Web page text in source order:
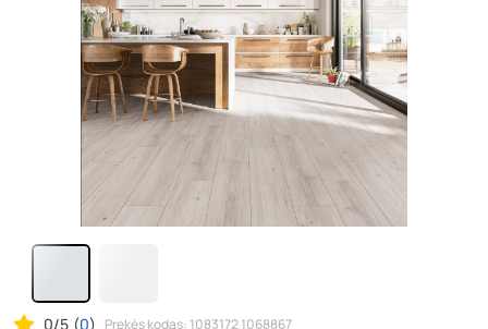
0/5 (0) Prekės kodas: 1083172 1068867